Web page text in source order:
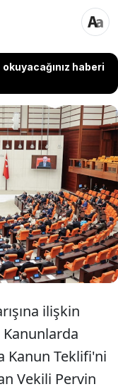
haberi
Meclisi (TBMM)
yeter sayısı
kapandı.
ilişkin
Kanun Teklifi'ni
Vekili Pervin